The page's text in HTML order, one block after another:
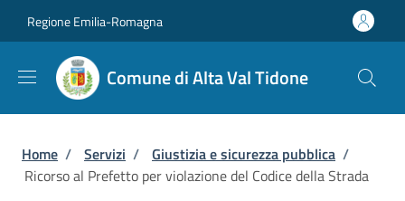
Regione Emilia-Romagna
Comune di Alta Val Tidone
Briciole di pane
Home / Servizi / Giustizia e sicurezza pubblica /
Ricorso al Prefetto per violazione del Codice della Strada